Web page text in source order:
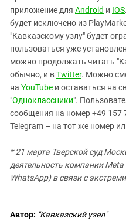
приложение для Android и IOS
будет исключено из
"Кавказскому узлу" будет
пользоваться уже
можно продолжать читать
обычно, и вTwitter. Можно
на YouTube и оставаться на
"Одноклассники".
сообщения на номер +49 157
Telegram – на тот же номер
* 21 марта Тверской суд
деятельность компании
WhatsApp) в связи с
Автор: "Кавказский узел"